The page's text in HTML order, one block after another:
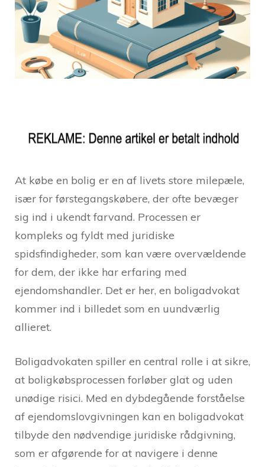
At købe en bolig er en af livets store milepæle,
især for førstegangskøbere, der ofte bevæger
sig ind i ukendt farvand. Processen er
kompleks og fyldt med juridiske
spidsfindigheder, som kan være overvældende
for dem, der ikke har erfaring med
ejendomshandler. Det er her, en boligadvokat
kommer ind i billedet som en uundværlig
allieret.
Boligadvokaten spiller en central rolle i at sikre,
at boligkøbsprocessen forløber glat og uden
unødige risici. Med en dybdegående forståelse
af ejendomslovgivningen kan en boligadvokat
tilbyde den nødvendige juridiske rådgivning,
som er afgørende for at navigere i denne